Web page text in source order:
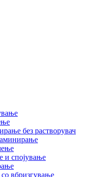
без растворувач
и спојување
вбризгување